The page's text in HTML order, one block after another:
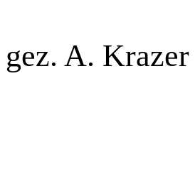
gez. A. Krazer